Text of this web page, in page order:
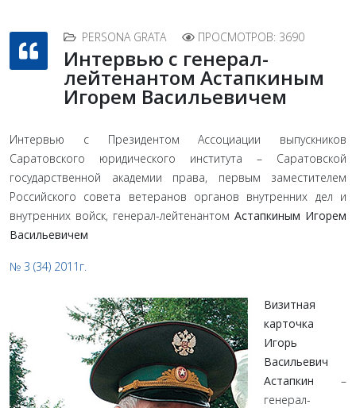
PERSONA GRATA ПРОСМОТРОВ: 3690
Интервью с генерал-
лейтенантом Астапкиным
Игорем Васильевичем
Интервью с Президентом Ассоциации выпускников
Саратовского юридического института – Саратовской
государственной академии права, первым заместителем
Российского совета ветеранов органов внутренних дел и
внутренних войск, генерал-лейтенантом Астапкиным Игорем
Васильевичем
№ 3 (34) 2011г.
Визитная
карточка
Игорь
Васильевич
Астапкин –
генерал-